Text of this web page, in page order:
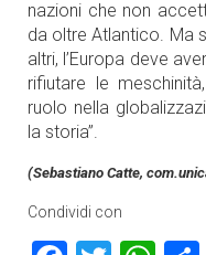
nazioni che non
da oltre Atlantico. Ma
altri, l’Europa deve
rifiutare le
ruolo nella
la storia”.
(Sebastiano Catte,
Condividi con